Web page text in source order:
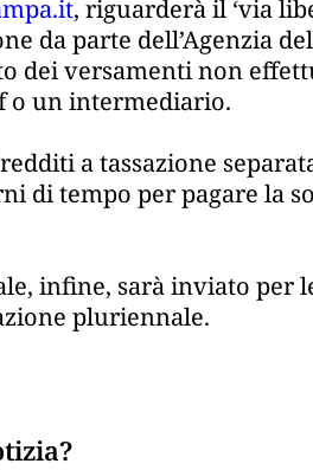
, riguarderà il ‘via
da parte dell’Agenzia
dei versamenti non
o un intermediario.
a tassazione
di tempo per pagare la
infine, sarà inviato per
pluriennale.